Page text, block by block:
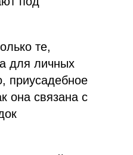
те,
для личных
приусадебное
она связана с